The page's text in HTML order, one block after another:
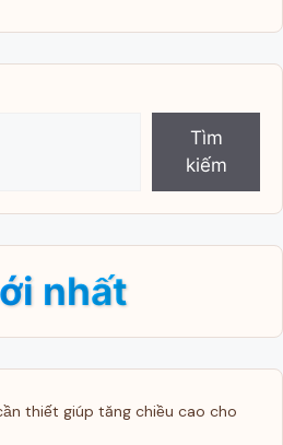
Tìm
kiếm
nhất
thiết giúp tăng chiều cao cho